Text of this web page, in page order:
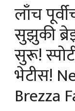
लाँच
सुझुकी
सुरू!
भेटीस!
Brezza